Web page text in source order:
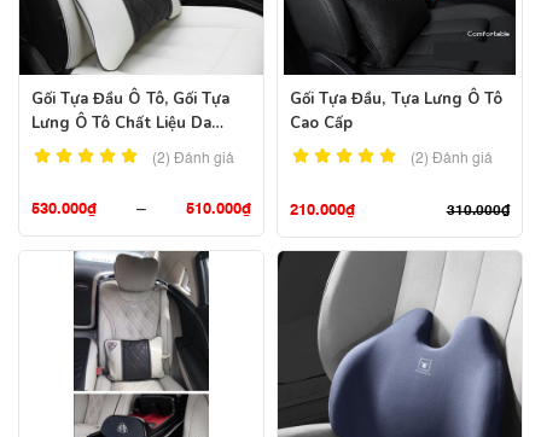
Gối Tựa Đầu Ô Tô, Gối Tựa
Lưng Ô Tô Chất Liệu Da
Nappa Cao Cấp
(2)Đánh giá
510.000₫
–
530.000₫
Gối Tựa Đầu, Tựa Lưng Ô Tô
Cao Cấp
(2)Đánh giá
310.000₫
210.000₫